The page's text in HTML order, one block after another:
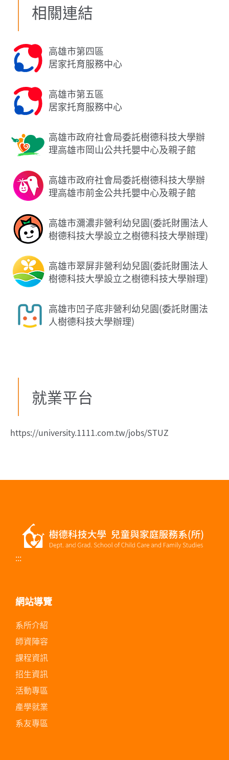
相關連結
高雄市第四區
居家托育服務中心
高雄市第五區
居家托育服務中心
高雄市政府社會局委託樹德科技大學辦
理高雄市岡山公共托嬰中心及親子館
高雄市政府社會局委託樹德科技大學辦
理高雄市前金公共托嬰中心及親子館
高雄市瀰濃非營利幼兒園(委託財團法人
樹德科技大學設立之樹德科技大學辦理)
高雄市翠屏非營利幼兒園(委託財團法人
樹德科技大學設立之樹德科技大學辦理)
高雄市凹子底非營利幼兒園(委託財團法
人樹德科技大學辦理)
就業平台
https://university.1111.com.tw/jobs/STUZ
:::
網站導覽
系所介紹
師資陣容
課程資訊
招生資訊
活動專區
產學就業
系友專區